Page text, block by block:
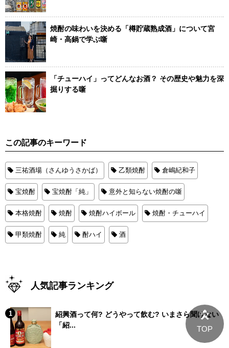
焼酎の味わいを決める「樽貯蔵熟成酒」について宮
崎・高鍋で学ぶ噺
「チューハイ」ってどんなお酒？ その歴史や魅力を深
掘りする噺
この記事のキーワード
三祐酒場（さんゆうさかば） 乙類焼酎 倉嶋紀和子
宝焼酎 宝焼酎「純」 意外と知らない焼酎の噺
本格焼酎 焼酎 焼酎ハイボール 焼酎・チューハイ
甲類焼酎 純 酎ハイ 酒
人気記事ランキング
紹興酒って何? どうやって飲む? いまさら聞けない
「紹...